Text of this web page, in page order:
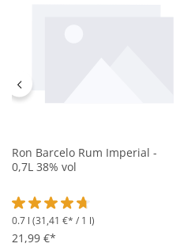
Ron Barcelo Rum Imperial -
0,7L 38% vol
Durchschnittliche Bewertung
0.7 l (31,41 €* / 1 l)
21,99 €*